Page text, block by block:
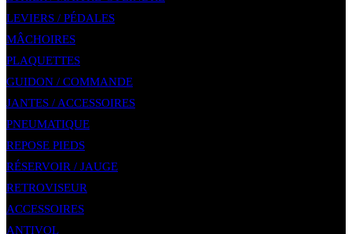
LEVIERS / PÉDALES
MÂCHOIRES
PLAQUETTES
GUIDON / COMMANDE
JANTES / ACCESSOIRES
PNEUMATIQUE
REPOSE PIEDS
RÉSERVOIR / JAUGE
RETROVISEUR
ACCESSOIRES
ANTIVOL